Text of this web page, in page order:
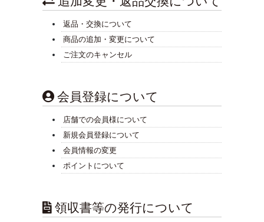
返品・交換について
商品の追加・変更について
ご注文のキャンセル
会員登録について
店舗での会員様について
新規会員登録について
会員情報の変更
ポイントについて
領収書等の発行について